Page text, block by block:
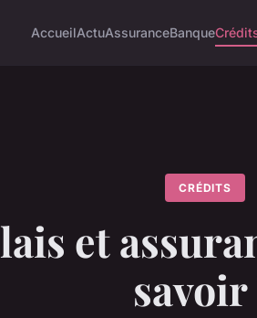
AccueilActuAssuranceBanque
CRÉDITS
et
savoir